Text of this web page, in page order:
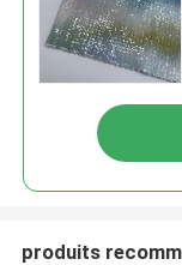
produits